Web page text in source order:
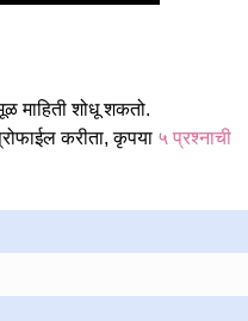
माहिती शोधू शकतो.
करीता, कृपया ५ प्रश्नाची